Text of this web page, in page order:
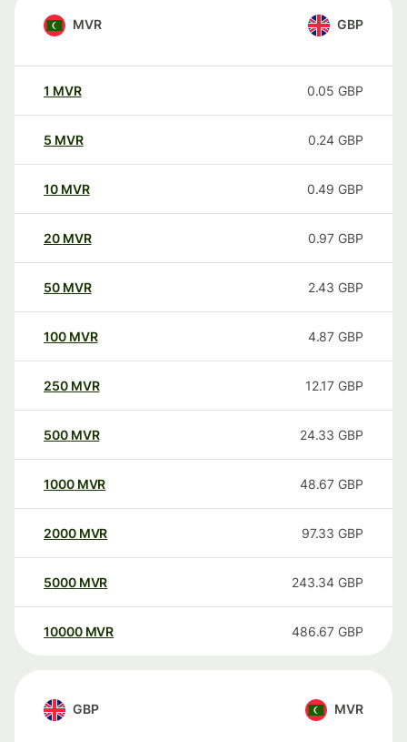
MVR GBP
1 MVR 0.05 GBP
5 MVR 0.24 GBP
10 MVR 0.49 GBP
20 MVR 0.97 GBP
50 MVR 2.43 GBP
100 MVR 4.87 GBP
250 MVR 12.17 GBP
500 MVR 24.33 GBP
1000 MVR 48.67 GBP
2000 MVR 97.33 GBP
5000 MVR 243.34 GBP
10000 MVR 486.67 GBP
GBP MVR